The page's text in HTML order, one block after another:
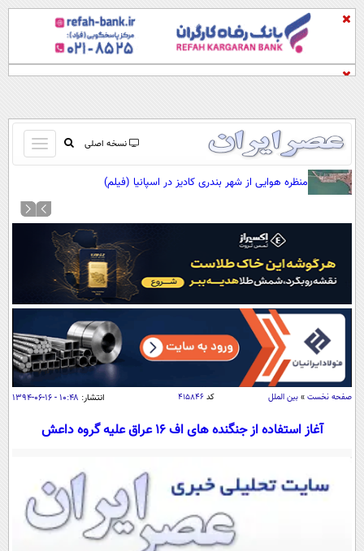
نسخه اصلی
باز
و
کردن
صفحه اول
آرشیو
نظرسنجی
آب و هوا
اوقات شرعی
سواد زندگی
اقتصاد
اقتصادی
جامعه
حوادث
یک برش دانایی
بین الملل
علم و دانش
منظره هوایی از شهر بندری کادیز در اسپانیا (فیلم)
صفحه نخست » بین الملل کد ۴۱۵۸۴۶ انتشار: ۱۰:۴۸ - ۱۶-۰۶-۱۳۹۴
آغاز استفاده از جنگنده های اف 16 عراق علیه گروه داعش